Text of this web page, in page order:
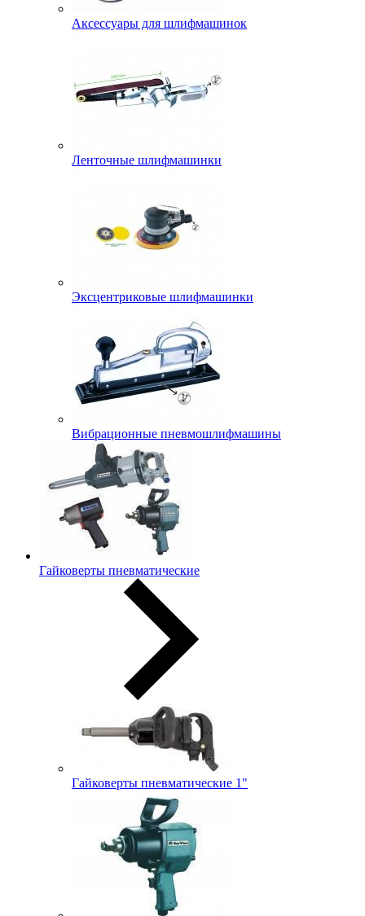
Аксессуары для шлифмашинок
Ленточные шлифмашинки
Эксцентриковые шлифмашинки
Вибрационные пневмошлифмашины
Гайковерты пневматические
Гайковерты пневматические 1"